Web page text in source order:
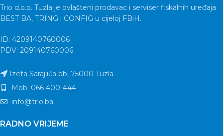
Trio d.o.o. Tuzla je ovlašteni prodavac i serviser fiskalnih uređaja
BEST BA, TRING i CONFIG u cijeloj FBiH.
ID: 4209140760006
PDV: 209140760006
Izeta Sarajlića bb, 75000 Tuzla
Mob: 066 400-444
info@trio.ba
RADNO VRIJEME